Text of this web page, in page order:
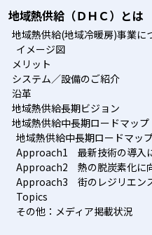
地域熱供給（ＤＨＣ）とは
地域熱供給(地域冷暖房)事業に
イメージ図
メリット
システム／設備のご紹介
沿革
地域熱供給長期ビジョン
地域熱供給中長期ロードマッ
地域熱供給中長期ロードマッ
Approach1 最新技術の導入
Approach2 熱の脱炭素化に
Approach3 街のレジリエン
Topics
その他：メディア掲載状況